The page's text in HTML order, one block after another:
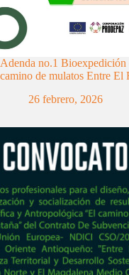
Adenda no.1
camino de mulatos Entre El
26 febrero, 2026